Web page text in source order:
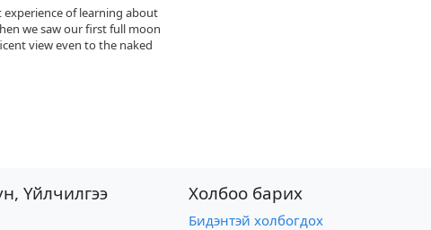
of learning about
we saw our first full moon
view even to the naked
Үйлчилгээ Холбоо барих
Бидэнтэй холбогдох